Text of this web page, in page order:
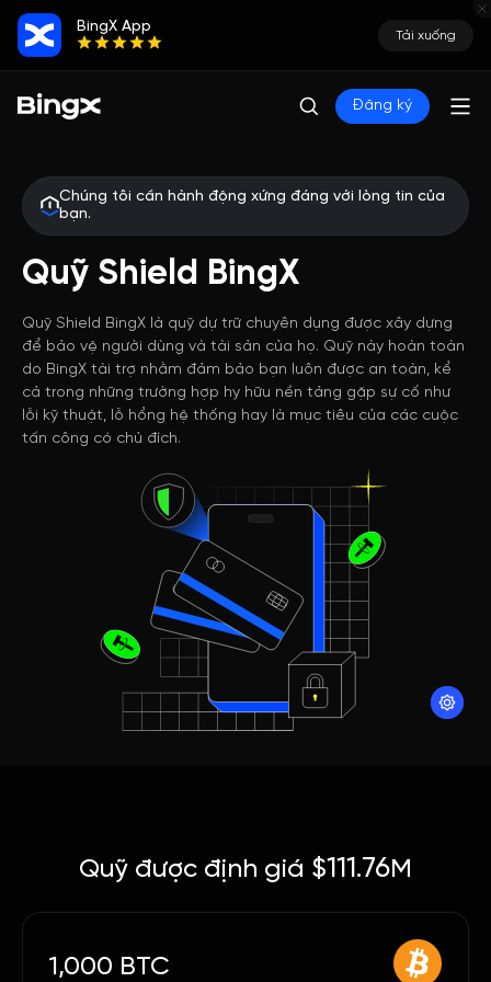
BingX App
Tải xuống
Đăng ký
Chúng tôi cần hành động xứng đáng với lòng tin của
bạn.
Quỹ Shield BingX
Quỹ Shield BingX là quỹ dự trữ chuyên dụng được xây dựng
để bảo vệ người dùng và tài sản của họ. Quỹ này hoàn toàn
do BingX tài trợ nhằm đảm bảo bạn luôn được an toàn, kể
cả trong những trường hợp hy hữu nền tảng gặp sự cố như
lỗi kỹ thuật, lỗ hổng hệ thống hay là mục tiêu của các cuộc
tấn công có chủ đích.
Quỹ được định giá $111.76M
1,000 BTC